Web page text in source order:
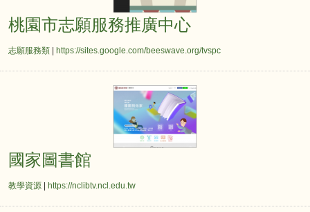
桃園市志願服務推廣中心
志願服務類 https://sites.google.com/beeswave.org/tvspc
國家圖書館
國家圖書館
教學資源 https://nclibtv.ncl.edu.tw